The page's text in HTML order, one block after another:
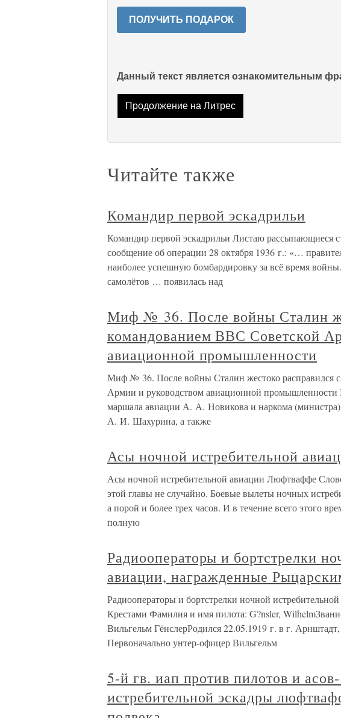
ПОЛУЧИТЬ ПОДАРОК
Данный текст является ознакомительным
Продолжение на Литрес
Читайте также
Командир первой эскадрильи
Командир первой эскадрильи Листаю рассыпающиеся
сообщение об операции 28 октября 1936 г.: «…
наиболее успешную бомбардировку за всё время
самолётов … появилась над
Миф № 36. После войны Сталин
командованием ВВС Советской
авиационной промышленности
Миф № 36. После войны Сталин жестоко расправился
Армии и руководством авиационной промышленности
маршала авиации А. А. Новикова и наркома
А. И. Шахурина, а также
Асы ночной истребительной
Асы ночной истребительной авиации Люфтваффе
этой главы не случайно. Боевые вылеты ночных
а порой и более трех часов. И в течение всего этого
полную
Радиооператоры и бортстрелки
авиации, награжденные
Радиооператоры и бортстрелки ночной
Крестами Фамилия и имя пилота: G?nsler,
Вильгельм ГёнслерРодился 22.05.1919 г. в г.
Первоначально унтер-офицер Вильгельм
5-й гв. иап против пилотов и
истребительной эскадры